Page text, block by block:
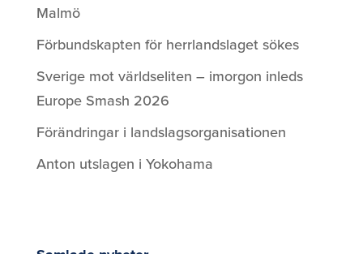
Malmö
Förbundskapten för herrlandslaget sökes
Sverige mot världseliten – imorgon inleds
Europe Smash 2026
Förändringar i landslagsorganisationen
Anton utslagen i Yokohama